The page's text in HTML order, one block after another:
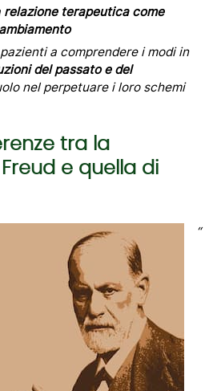
relazione terapeutica come
pazienti a comprendere i modi in
del passato e del
nel perpetuare i loro schemi
tra la
e quella di
“